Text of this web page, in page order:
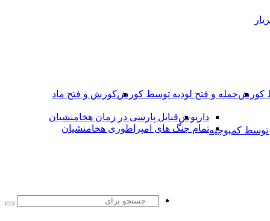
کورشحمله و فتح لودیه توسط کورشکورش و فتح ماد
کمبوجیه
داریوشقبایل پارسی در زمان هخامنشیان
تمام جنگ های امپراطوری هخامنشیان